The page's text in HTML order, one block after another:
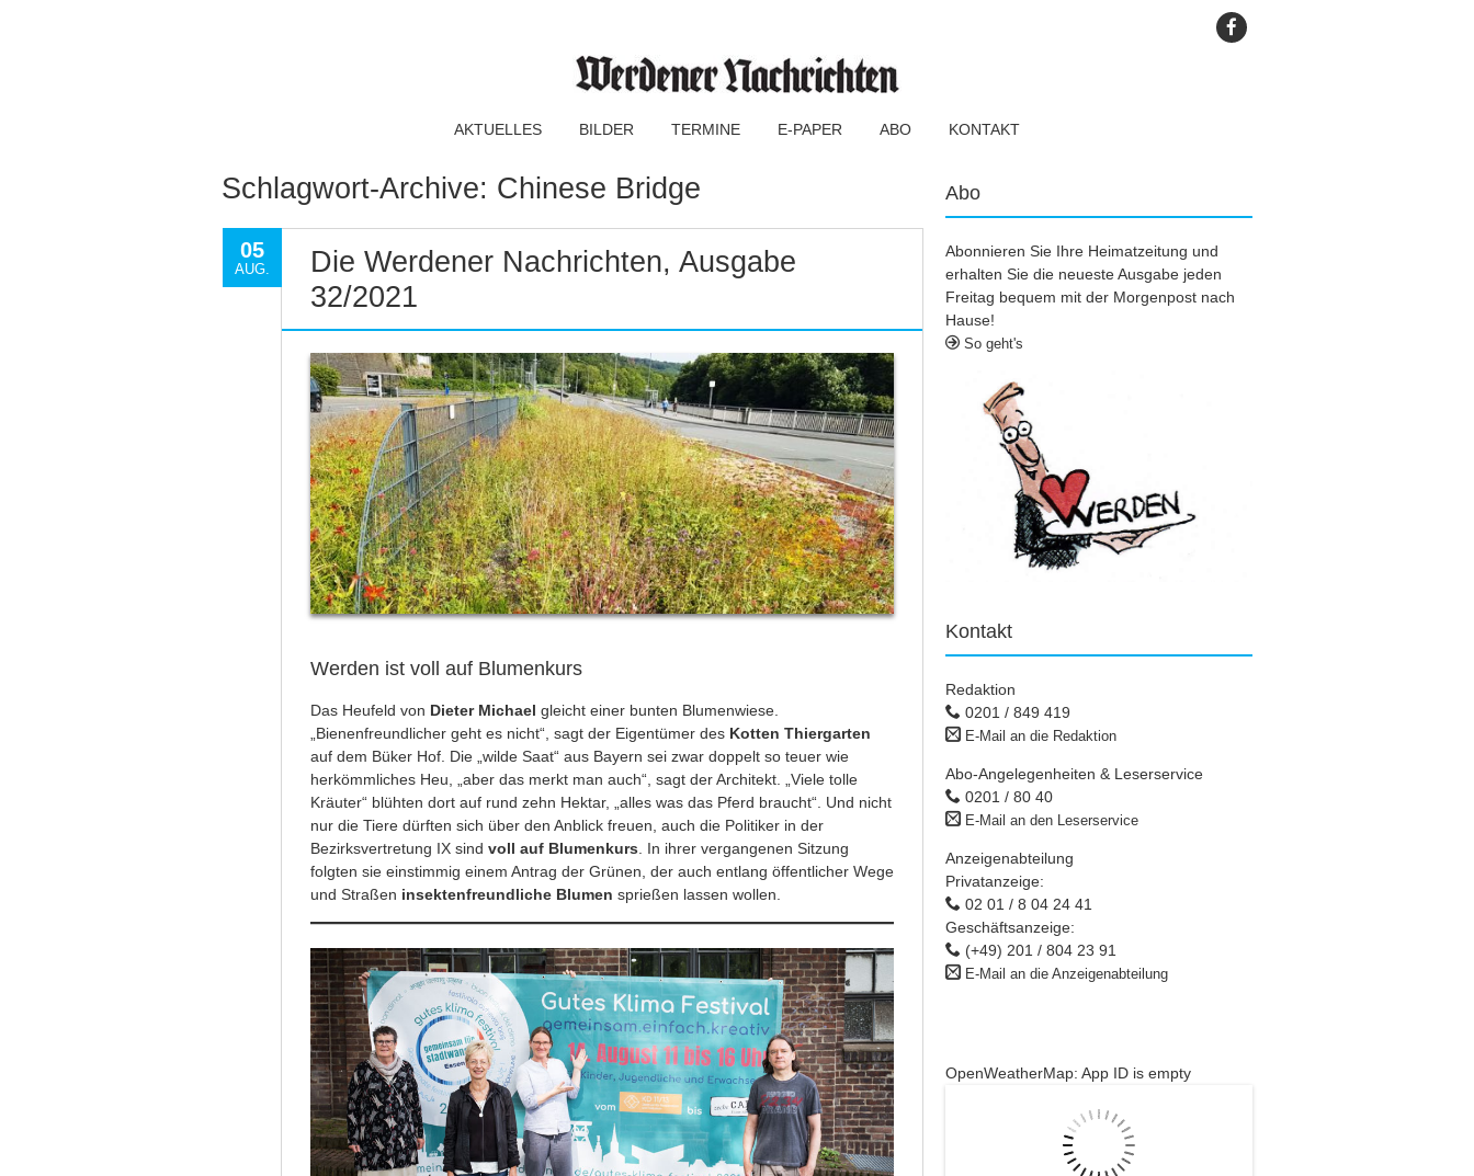
AKTUELLES BILDER TERMINE E-PAPER ABO KONTAKT
Schlagwort-Archive: Chinese Bridge
05
AUG.
Die Werdener Nachrichten, Ausgabe
32/2021
Werden ist voll auf Blumenkurs
Das Heufeld von Dieter Michael gleicht einer bunten Blumenwiese.
„Bienenfreundlicher geht es nicht“, sagt der Eigentümer des Kotten Thiergarten
auf dem Büker Hof. Die „wilde Saat“ aus Bayern sei zwar doppelt so teuer wie
herkömmliches Heu, „aber das merkt man auch“, sagt der Architekt. „Viele tolle
Kräuter“ blühten dort auf rund zehn Hektar, „alles was das Pferd braucht“. Und nicht
nur die Tiere dürften sich über den Anblick freuen, auch die Politiker in der
Bezirksvertretung IX sind voll auf Blumenkurs . In ihrer vergangenen Sitzung
folgten sie einstimmig einem Antrag der Grünen, der auch entlang öffentlicher Wege
und Straßen insektenfreundliche Blumen sprießen lassen wollen.
Abo
Abonnieren Sie Ihre Heimatzeitung und
erhalten Sie die neueste Ausgabe jeden
Freitag bequem mit der Morgenpost nach
Hause!
So geht's
Kontakt
Redaktion
0201 / 849 419
E-Mail an die Redaktion
Abo-Angelegenheiten & Leserservice
0201 / 80 40
E-Mail an den Leserservice
Anzeigenabteilung
Privatanzeige:
02 01 / 8 04 24 41
Geschäftsanzeige:
(+49) 201 / 804 23 91
E-Mail an die Anzeigenabteilung
OpenWeatherMap: App ID is empty